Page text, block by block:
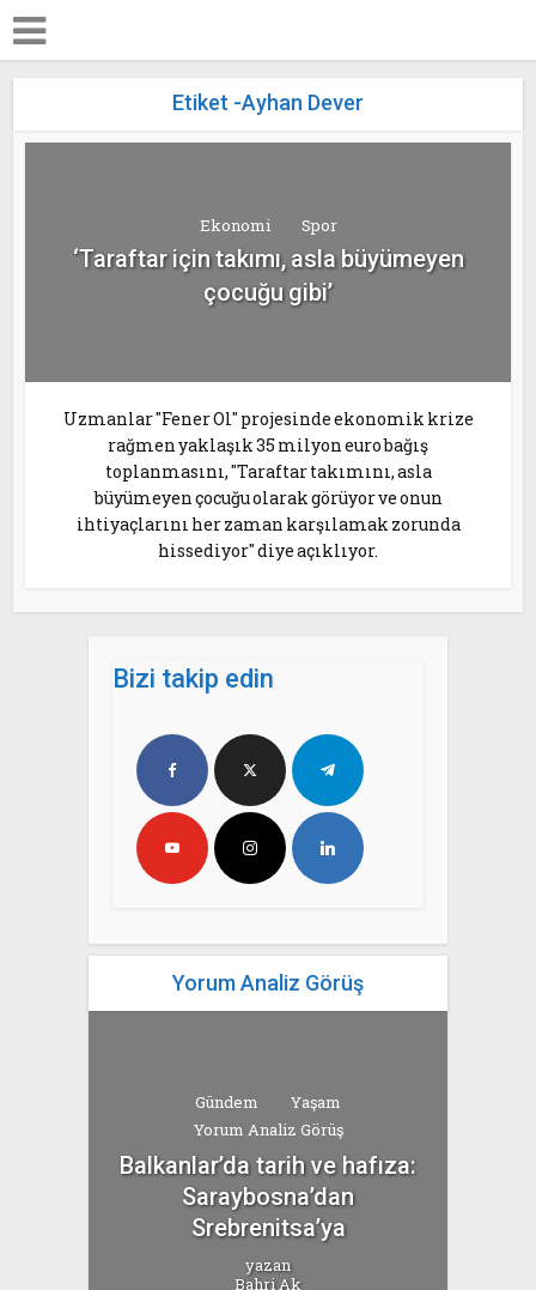
Etiket -Ayhan Dever
Ekonomi Spor
‘Taraftar için takımı, asla büyümeyen
çocuğu gibi’
Uzmanlar "Fener Ol" projesinde ekonomik krize
rağmen yaklaşık 35 milyon euro bağış
toplanmasını, "Taraftar takımını, asla
büyümeyen çocuğu olarak görüyor ve onun
ihtiyaçlarını her zaman karşılamak zorunda
hissediyor" diye açıklıyor.
Bizi takip edin
Yorum Analiz Görüş
Gündem
Yaşam
Yorum Analiz Görüş
Balkanlar’da tarih ve hafıza:
Saraybosna’dan
Srebrenitsa’ya
yazan
Bahri Ak